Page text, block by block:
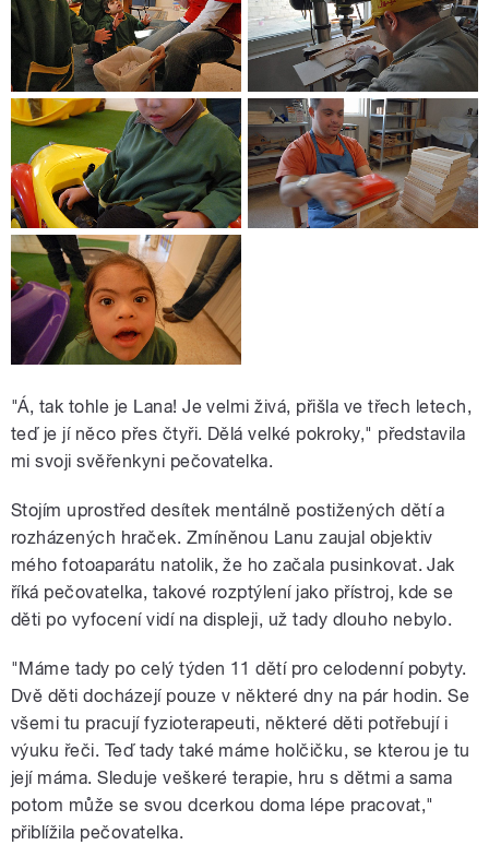
"Á, tak tohle je Lana! Je velmi živá, přišla ve třech letech,
teď je jí něco přes čtyři. Dělá velké pokroky," představila
mi svoji svěřenkyni pečovatelka.
Stojím uprostřed desítek mentálně postižených dětí a
rozházených hraček. Zmíněnou Lanu zaujal objektiv
mého fotoaparátu natolik, že ho začala pusinkovat. Jak
říká pečovatelka, takové rozptýlení jako přístroj, kde se
děti po vyfocení vidí na displeji, už tady dlouho nebylo.
"Máme tady po celý týden 11 dětí pro celodenní pobyty.
Dvě děti docházejí pouze v některé dny na pár hodin. Se
všemi tu pracují fyzioterapeuti, některé děti potřebují i
výuku řeči. Teď tady také máme holčičku, se kterou je tu
její máma. Sleduje veškeré terapie, hru s dětmi a sama
potom může se svou dcerkou doma lépe pracovat,"
přiblížila pečovatelka.